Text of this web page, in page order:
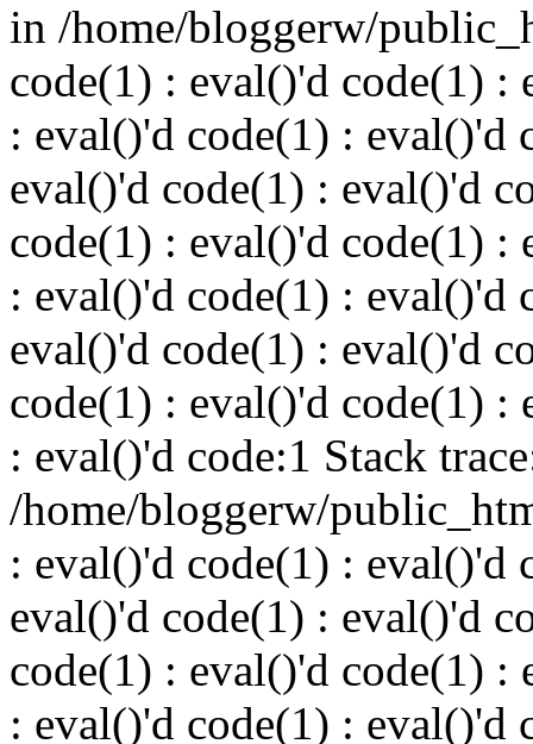
in /home/bloggerw/
code(1) : eval()'d code(1) :
: eval()'d code(1) : eval()'d
eval()'d code(1) : eval()'d
code(1) : eval()'d code(1) :
: eval()'d code(1) : eval()'d
eval()'d code(1) : eval()'d
code(1) : eval()'d code(1) :
: eval()'d code:1 Stack
/home/bloggerw/
: eval()'d code(1) : eval()'d
eval()'d code(1) : eval()'d
code(1) : eval()'d code(1) :
: eval()'d code(1) : eval()'d